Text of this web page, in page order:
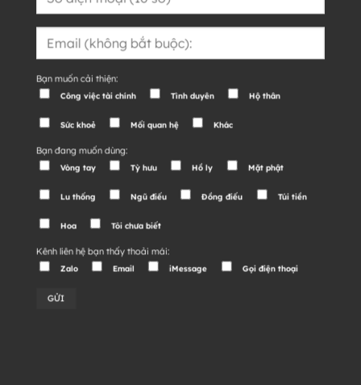
Bạn muốn cải thiện:
Công việc tài chính Tình duyên Hộ thân
Sức khoẻ Mối quan hệ Khác
Bạn đang muốn dùng:
Vòng tay Tỳ hưu Hồ ly Mặt phật
Lu thống Ngũ điếu Đồng điếu Túi tiền
Hoa Tôi chưa biết
Kênh liên hệ bạn thấy thoải mái:
Zalo Email iMessage Gọi điện thoại